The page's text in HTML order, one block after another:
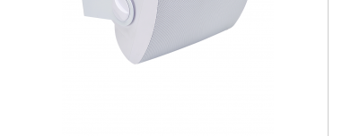
16Ω/100V/70V/25V
IP55
(HxLxP) : 337 x 214 x 216mm